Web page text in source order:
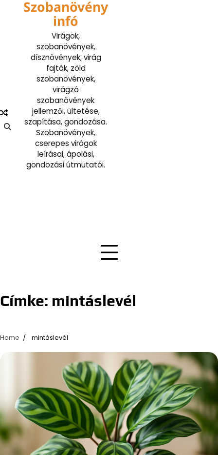
Szobanövény
infó
Virágok,
szobanövények,
dísznövények, virág
fajták, zöld
szobanövények,
virágzó
szobanövények
jellemzői, ültetése,
szapítása, gondozása.
Szobanövények,
cserepes virágok
leírásai, ápolási,
gondozási útmutatói.
Címke: mintáslevél
Home mintáslevél